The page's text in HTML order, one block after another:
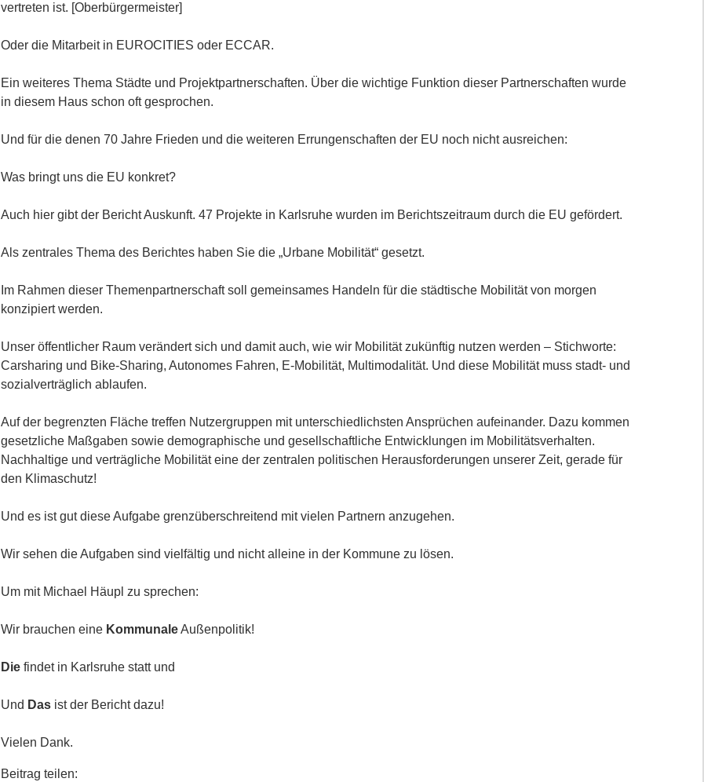
vertreten ist. [Oberbürgermeister]
Oder die Mitarbeit in EUROCITIES oder ECCAR.
Ein weiteres Thema Städte und Projektpartnerschaften. Über die wichtige Funktion dieser Partnerschaften wurde
in diesem Haus schon oft gesprochen.
Und für die denen 70 Jahre Frieden und die weiteren Errungenschaften der EU noch nicht ausreichen:
Was bringt uns die EU konkret?
Auch hier gibt der Bericht Auskunft. 47 Projekte in Karlsruhe wurden im Berichtszeitraum durch die EU gefördert.
Als zentrales Thema des Berichtes haben Sie die „Urbane Mobilität“ gesetzt.
Im Rahmen dieser Themenpartnerschaft soll gemeinsames Handeln für die städtische Mobilität von morgen
konzipiert werden.
Unser öffentlicher Raum verändert sich und damit auch, wie wir Mobilität zukünftig nutzen werden – Stichworte:
Carsharing und Bike-Sharing, Autonomes Fahren, E-Mobilität, Multimodalität. Und diese Mobilität muss stadt- und
sozialverträglich ablaufen.
Auf der begrenzten Fläche treffen Nutzergruppen mit unterschiedlichsten Ansprüchen aufeinander. Dazu kommen
gesetzliche Maßgaben sowie demographische und gesellschaftliche Entwicklungen im Mobilitätsverhalten.
Nachhaltige und verträgliche Mobilität eine der zentralen politischen Herausforderungen unserer Zeit, gerade für
den Klimaschutz!
Und es ist gut diese Aufgabe grenzüberschreitend mit vielen Partnern anzugehen.
Wir sehen die Aufgaben sind vielfältig und nicht alleine in der Kommune zu lösen.
Um mit Michael Häupl zu sprechen:
Wir brauchen eine KommunaleAußenpolitik!
Die findet in Karlsruhe statt und
Und Dasist der Bericht dazu!
Vielen Dank.
Beitrag teilen: